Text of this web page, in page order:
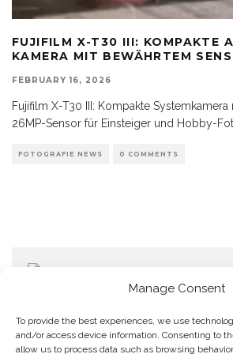
Manage Consent
To provide the best experiences, we use
and/or access device information. Consenting to
allow us to process data such as browsing
FUJIFILM X-T30 III: KOMPAKTE
KAMERA MIT BEWÄHRTEM
FEBRUARY 16, 2026
Fujifilm X-T30 III: Kompakte
26MP-Sensor für Einsteiger und Hobby-
FOTOGRAFIE NEWS 0 COMMENTS
Home